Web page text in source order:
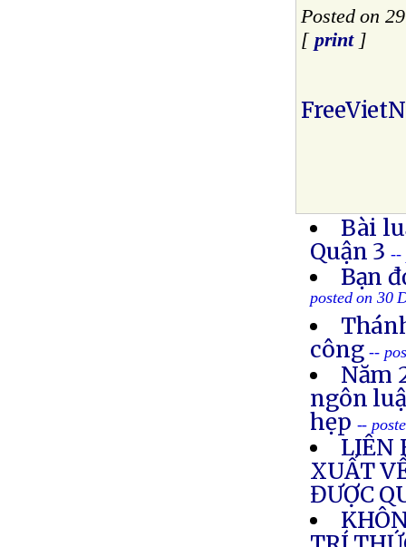
Posted on
[ print]
Bài
Quận 3 --
Bạn
posted on 30
công --
Năm
ngôn
hẹp --
LIÊN
XUẤT
ĐƯỢC